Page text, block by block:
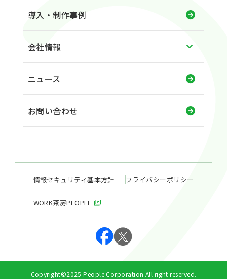
導入・制作事例
会社情報
ニュース
お問い合わせ
情報セキュリティ基本方針 プライバシーポリシー
WORK茶房PEOPLE
Copyright©2025 People Corporation All right reserved.